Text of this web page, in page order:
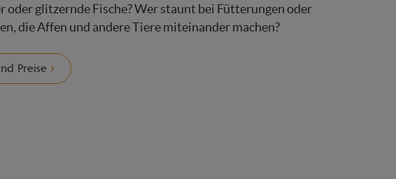
oder glitzernde Fische? Wer staunt bei Fütterungen oder
die Affen und andere Tiere miteinander machen?
Preise